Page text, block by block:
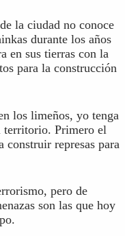
la ciudad no conoce
durante los años
en sus tierras con la
para la construcción
los limeños, yo tenga
territorio. Primero el
construir represas para
pero de
son las que hoy